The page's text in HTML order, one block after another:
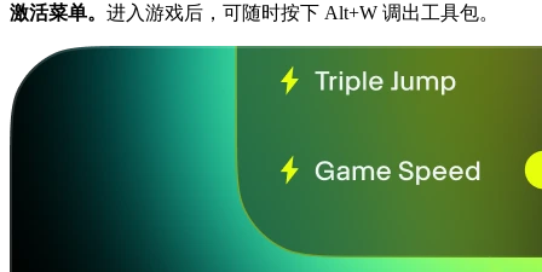
激活菜单。 进入游戏后，可随时按下 Alt+W 调出工具包。